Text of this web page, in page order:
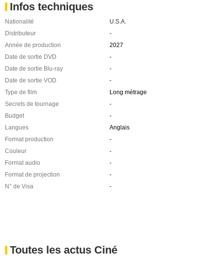
Infos techniques
Nationalité
U.S.A.
Distributeur
-
Année de production
2027
Date de sortie DVD
-
Date de sortie Blu-ray
-
Date de sortie VOD
-
Type de film
Long métrage
Secrets de tournage
-
Budget
-
Langues
Anglais
Format production
-
Couleur
-
Format audio
-
Format de projection
-
N° de Visa
-
Toutes les actus Ciné